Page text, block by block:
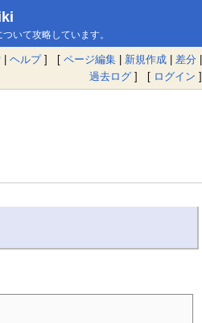
いて攻略しています。
| ヘルプ] [ ページ編集 | 新規作成 | 差分 |
過去ログ ] [ ログイン ]